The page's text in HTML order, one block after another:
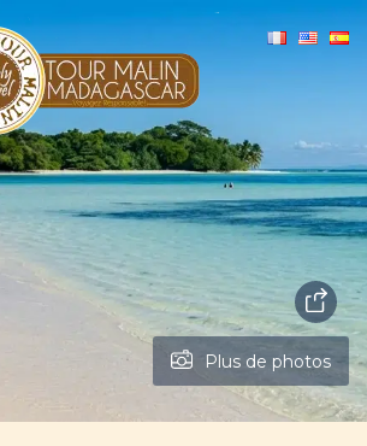
Plus de photos